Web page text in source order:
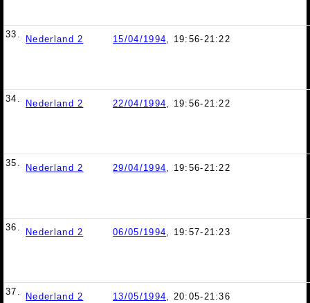
33. Nederland 2 15/04/1994, 19:56-21:22
34. Nederland 2 22/04/1994, 19:56-21:22
35. Nederland 2 29/04/1994, 19:56-21:22
36. Nederland 2 06/05/1994, 19:57-21:23
37. Nederland 2 13/05/1994, 20:05-21:36